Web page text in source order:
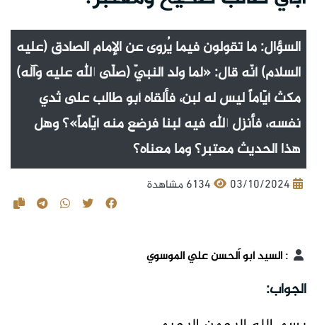
السؤال: ما تقولون فيما يُروى عن الإمام الصادق (عليه
السلام) أنّه قال: «لما ولد النبيّ (صلّى الله عليه وآله)
مكث أيّاماً ليس له لبن، فألقاه أبو طالب على ثدي
نفسه، فأنزل الله فيه لبنا فرضع منه أيّاماً»؟ وهل
هذا الحديث معتبر؟ وما معناه؟
03/10/2024 6134 مشاهدة
:السيد أبو اَلحسن علي الموسوي
الجواب: